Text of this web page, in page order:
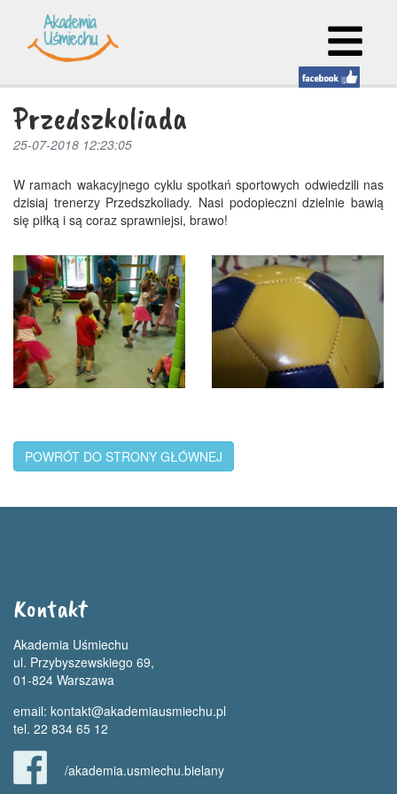
Przedszkoliada
25-07-2018 12:23:05
W ramach wakacyjnego cyklu spotkań sportowych odwiedzili nas
dzisiaj trenerzy Przedszkoliady. Nasi podopieczni dzielnie bawią
się piłką i są coraz sprawniejsi, brawo!
POWRÓT DO STRONY GŁÓWNEJ
Kontakt
Akademia Uśmiechu
ul. Przybyszewskiego 69,
01-824 Warszawa
email: kontakt@akademiausmiechu.pl
tel. 22 834 65 12
/akademia.usmiechu.bielany